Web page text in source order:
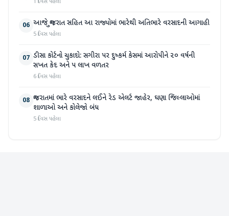
1 દિવસ પહેલા
06 આજે ગુજરાત સહિત આ રાજ્યોમાં ભારેથી અતિભારે વરસાદની આગાહી
5 દિવસ પહેલા
07 ડીસા કોર્ટનો ચુકાદો: સગીરા પર દુષ્કર્મ કેસમાં આરોપીને ૨૦ વર્ષની
સખત કેદ અને ૫ લાખ વળતર
6 દિવસ પહેલા
08 ગુજરાતમાં ભારે વરસાદને લઈને રેડ એલર્ટ જાહેર, ઘણા જિલ્લાઓમાં
શાળાઓ અને કોલેજો બંધ
5 દિવસ પહેલા